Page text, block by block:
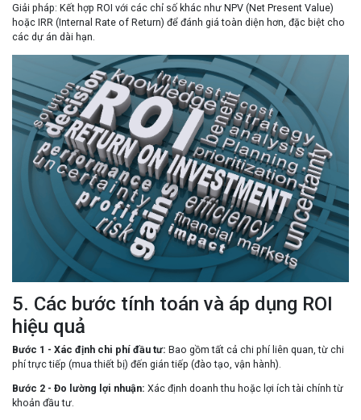
Giải pháp: Kết hợp ROI với các chỉ số khác như NPV (Net Present Value)
hoặc IRR (Internal Rate of Return) để đánh giá toàn diện hơn, đặc biệt cho
các dự án dài hạn.
5. Các bước tính toán và áp dụng ROI
hiệu quả
Bước 1 - Xác định chi phí đầu tư: Bao gồm tất cả chi phí liên quan, từ chi
phí trực tiếp (mua thiết bị) đến gián tiếp (đào tạo, vận hành).
Bước 2 - Đo lường lợi nhuận: Xác định doanh thu hoặc lợi ích tài chính từ
khoản đầu tư.